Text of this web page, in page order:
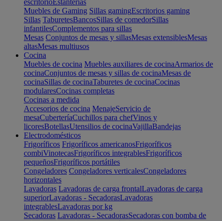
escritorioEstanterías
Muebles de Gaming Sillas gamingEscritorios gaming
Sillas TaburetesBancosSillas de comedorSillas
infantilesComplementos para sillas
Mesas Conjuntos de mesas y sillasMesas extensiblesMesas
altasMesas multiusos
Cocina
Muebles de cocina Muebles auxiliares de cocinaArmarios de
cocinaConjuntos de mesas y sillas de cocinaMesas de
cocinaSillas de cocinaTaburetes de cocinaCocinas
modularesCocinas completas
Cocinas a medida
Accesorios de cocina MenajeServicio de
mesaCuberteríaCuchillos para chefVinos y
licoresBotellasUtensilios de cocinaVajillaBandejas
Electrodomésticos
Frigoríficos Frigoríficos americanosFrigoríficos
combiVinotecasFrigoríficos integrablesFrigoríficos
pequeñosFrigoríficos portátiles
Congeladores Congeladores verticalesCongeladores
horizontales
Lavadoras Lavadoras de carga frontalLavadoras de carga
superiorLavadoras - SecadorasLavadoras
integrablesLavadoras por kg
Secadoras Lavadoras - SecadorasSecadoras con bomba de